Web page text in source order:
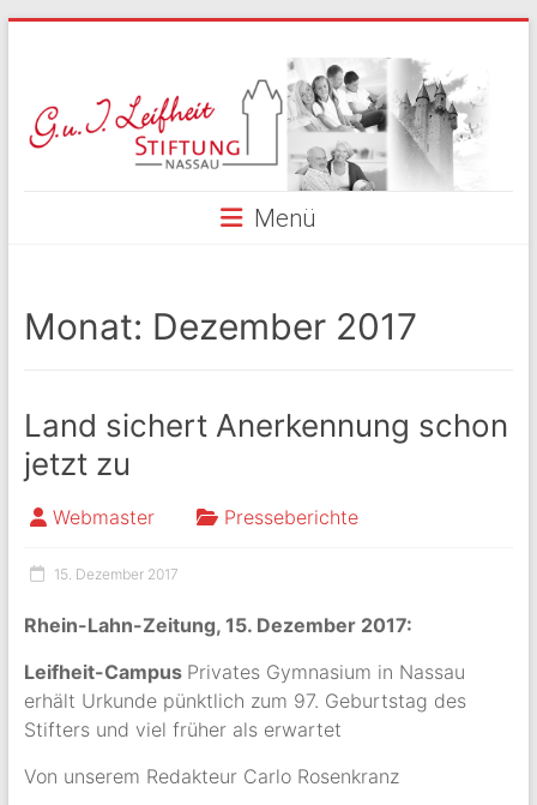
und
I.
Menü
Monat: Dezember 2017
Land sichert Anerkennung schon
jetzt zu
Webmaster Presseberichte
15. Dezember 2017
Rhein-Lahn-Zeitung, 15. Dezember 2017:
Leifheit-Campus Privates Gymnasium in Nassau
erhält Urkunde pünktlich zum 97. Geburtstag des
Stifters und viel früher als erwartet
Von unserem Redakteur Carlo Rosenkranz